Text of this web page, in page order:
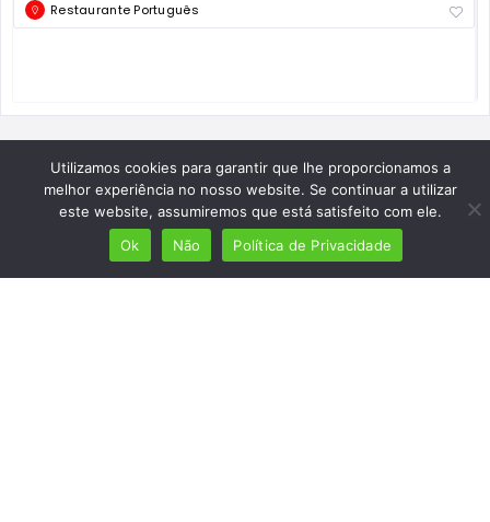
Restaurante Português
Utilizamos cookies para garantir que lhe proporcionamos a
melhor experiência no nosso website. Se continuar a utilizar
este website, assumiremos que está satisfeito com ele.
Ok
Não Política de Privacidade